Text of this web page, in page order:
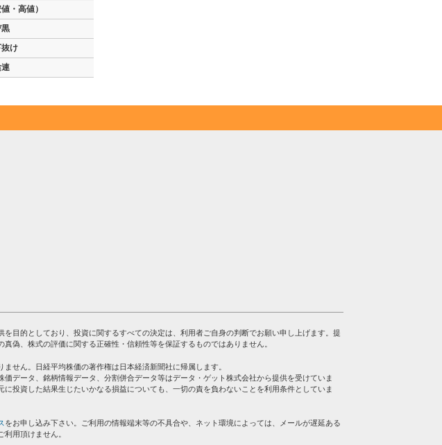
・高値）
け
目的としており、投資に関するすべての決定は、利用者ご自身の判断でお願い申し上げます。提
偽、株式の評価に関する正確性・信頼性等を保証するものではありません。
せん。日経平均株価の著作権は日本経済新聞社に帰属します。
データ、銘柄情報データ、分割併合データ等はデータ・ゲット株式会社から提供を受けていま
投資した結果生じたいかなる損益についても、一切の責を負わないことを利用条件としていま
をお申し込み下さい。ご利用の情報端末等の不具合や、ネット環境によっては、メールが遅延ある
用頂けません。